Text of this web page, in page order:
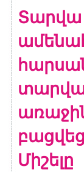
Տարվա
տարվա
Միշելը